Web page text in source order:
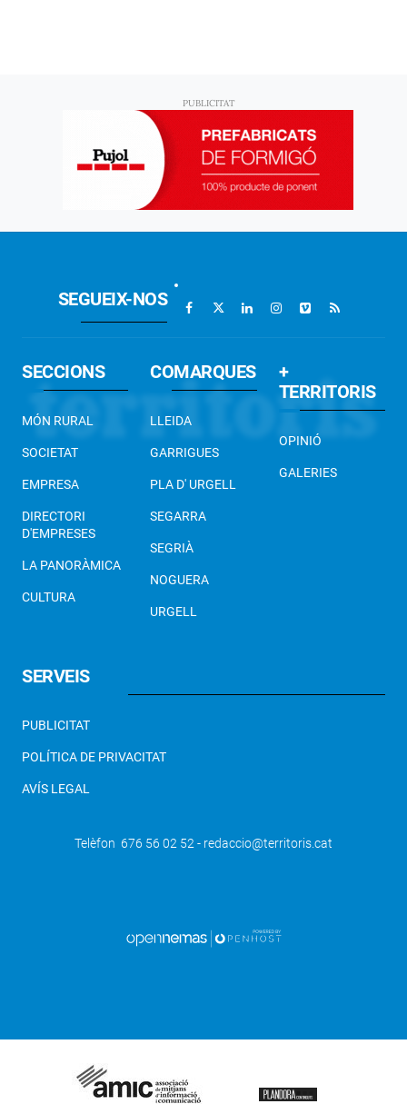
SEGUEIX-NOS
SECCIONS
MÓN RURAL
SOCIETAT
EMPRESA
DIRECTORI
D'EMPRESES
LA PANORÀMICA
CULTURA
COMARQUES
LLEIDA
GARRIGUES
PLA D' URGELL
SEGARRA
SEGRIÀ
NOGUERA
URGELL
+
TERRITORIS
OPINIÓ
GALERIES
SERVEIS
PUBLICITAT
POLÍTICA DE PRIVACITAT
AVÍS LEGAL
Telèfon 676 56 02 52 - redaccio@territoris.cat